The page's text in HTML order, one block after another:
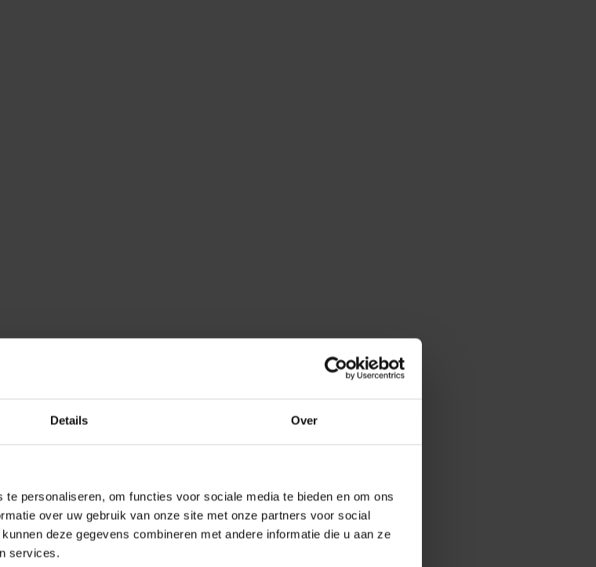
Details Over
personaliseren, om functies voor sociale media te bieden en om ons
over uw gebruik van onze site met onze partners voor social
deze gegevens combineren met andere informatie die u aan ze
services.